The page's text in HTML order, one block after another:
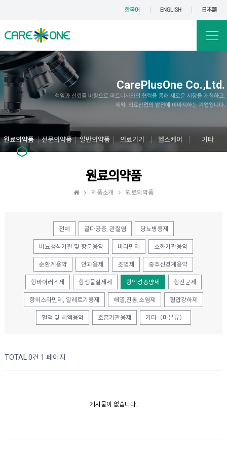
한국어 ENGLISH 日本語
CarePlusOne Co.,Ltd.
책임과 신뢰를 바탕으로 파트너사와의 협력을 통해 새로운 시장을 개척하고,
제약, 의료산업의 발전에 이바지하는 기업입니다.
원료의약품 전문의약품 일반의약품 의료기기 헬스케어 기타
원료의약품
제품소개 원료의약품
전체 골다공증, 관절염 당뇨병용제
비뇨생식기관 및 항문용약 비타민제 소화기관용약
순환계용약 안과용제 조영제 중추신경계용약
항바이러스제 항생물질제제 항악성종양제 항진균제
항히스타민제, 알레르기용제 해열,진통,소염제 혈압강하제
혈액 및 체액용약 호흡기관용제 기타（미분류）
TOTAL 0건 1 페이지
게시물이 없습니다.